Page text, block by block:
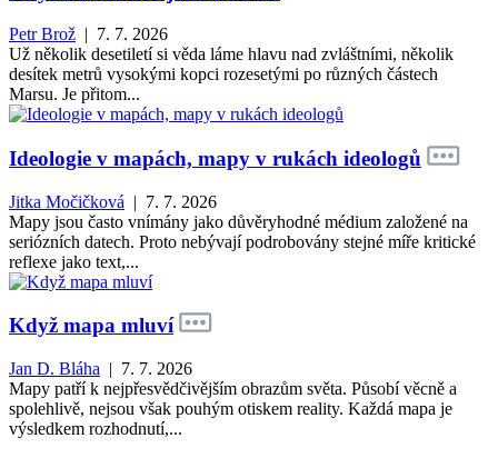
Petr Brož | 7. 7. 2026
Už několik desetiletí si věda láme hlavu nad zvláštními, několik
desítek metrů vysokými kopci rozesetými po různých částech
Marsu. Je přitom...
Ideologie v mapách, mapy v rukách ideologů
Jitka Močičková | 7. 7. 2026
Mapy jsou často vnímány jako důvěryhodné médium založené na
seriózních datech. Proto nebývají podrobovány stejné míře kritické
reflexe jako text,...
Když mapa mluví
Jan D. Bláha | 7. 7. 2026
Mapy patří k nejpřesvědčivějším obrazům světa. Působí věcně a
spolehlivě, nejsou však pouhým otiskem reality. Každá mapa je
výsledkem rozhodnutí,...